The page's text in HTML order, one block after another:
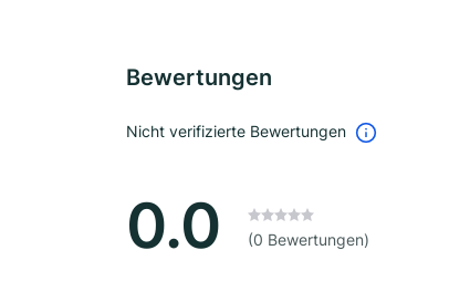
Bewertungen
Nicht verifizierte Bewertungen
0.0 (0 Bewertungen)